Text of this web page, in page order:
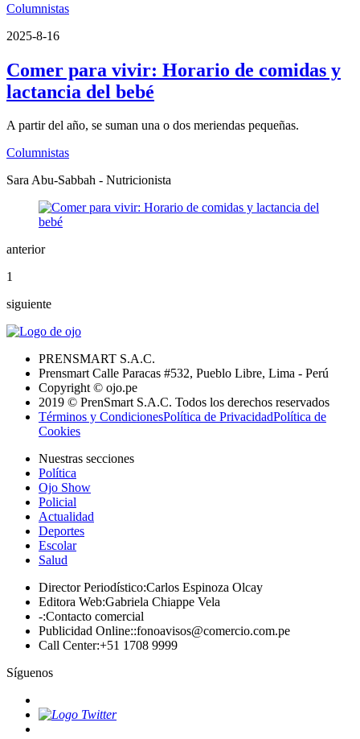
Columnistas
2025-8-16
Comer para vivir: Horario de comidas y
lactancia del bebé
A partir del año, se suman una o dos meriendas pequeñas.
Columnistas
Sara Abu-Sabbah - Nutricionista
anterior
1
siguiente
PRENSMART S.A.C.
Prensmart Calle Paracas #532, Pueblo Libre, Lima - Perú
Copyright © ojo.pe
2019 © PrenSmart S.A.C. Todos los derechos reservados
Términos y CondicionesPolítica de PrivacidadPolítica de
Cookies
Nuestras secciones
Política
Ojo Show
Policial
Actualidad
Deportes
Escolar
Salud
Director Periodístico:Carlos Espinoza Olcay
Editora Web:Gabriela Chiappe Vela
-:Contacto comercial
Publicidad Online::fonoavisos@comercio.com.pe
Call Center:+51 1708 9999
Síguenos